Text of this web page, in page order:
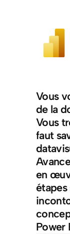
Vous
de la
Vous
faut
en
étapes
Power